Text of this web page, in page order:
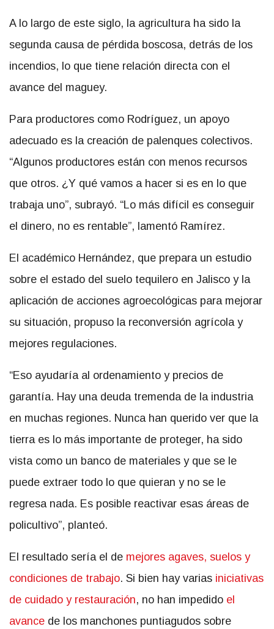
A lo largo de este siglo, la agricultura ha sido la
segunda causa de pérdida boscosa, detrás de los
incendios, lo que tiene relación directa con el
avance del maguey.
Para productores como Rodríguez, un apoyo
adecuado es la creación de palenques colectivos.
“Algunos productores están con menos recursos
que otros. ¿Y qué vamos a hacer si es en lo que
trabaja uno”, subrayó. “Lo más difícil es conseguir
el dinero, no es rentable”, lamentó Ramírez.
El académico Hernández, que prepara un estudio
sobre el estado del suelo tequilero en Jalisco y la
aplicación de acciones agroecológicas para mejorar
su situación, propuso la reconversión agrícola y
mejores regulaciones.
“Eso ayudaría al ordenamiento y precios de
garantía. Hay una deuda tremenda de la industria
en muchas regiones. Nunca han querido ver que la
tierra es lo más importante de proteger, ha sido
vista como un banco de materiales y que se le
puede extraer todo lo que quieran y no se le
regresa nada. Es posible reactivar esas áreas de
policultivo”, planteó.
El resultado sería el de mejores agaves, suelos y
condiciones de trabajo. Si bien hay varias iniciativas
de cuidado y restauración, no han impedido el
avance de los manchones puntiagudos sobre